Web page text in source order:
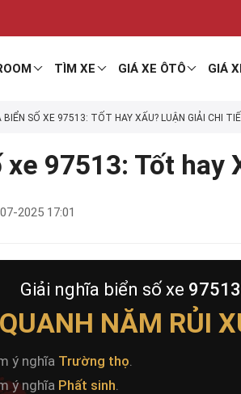
TÌM XE GIÁ XE ÔTÔ GIÁ
BIỂN SỐ XE 97513: TỐT HAY XẤU? LUẬN GIẢI CHI
xe 97513: Tốt
2025 17:01
Giải nghĩa biển số xe 97513
QUANH NĂM RỦI
ý nghĩa Trường thọ.
ý nghĩa Phất sinh.